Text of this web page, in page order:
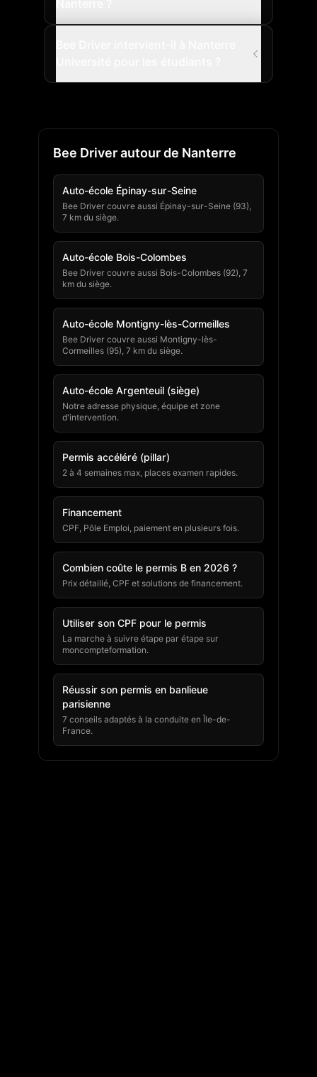
Bee Driver autour de Nanterre
Auto-école Épinay-sur-Seine
Bee Driver couvre aussi Épinay-sur-Seine (93),
7 km du siège.
Auto-école Bois-Colombes
Bee Driver couvre aussi Bois-Colombes (92), 7
km du siège.
Auto-école Montigny-lès-Cormeilles
Bee Driver couvre aussi Montigny-lès-
Cormeilles (95), 7 km du siège.
Auto-école Argenteuil (siège)
Notre adresse physique, équipe et zone
d'intervention.
Permis accéléré (pillar)
2 à 4 semaines max, places examen rapides.
Financement
CPF, Pôle Emploi, paiement en plusieurs fois.
Combien coûte le permis B en 2026 ?
Prix détaillé, CPF et solutions de financement.
Utiliser son CPF pour le permis
La marche à suivre étape par étape sur
moncompteformation.
Réussir son permis en banlieue
parisienne
7 conseils adaptés à la conduite en Île-de-
France.